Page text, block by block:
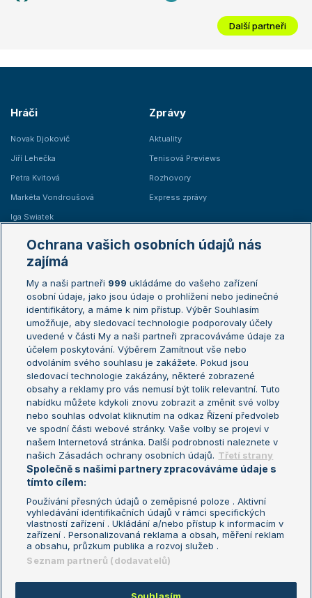
Další partneři
Hráči
Novak Djokovič
Jiří Lehečka
Petra Kvitová
Markéta Vondroušová
Iga Swiatek
Zprávy
Aktuality
Tenisová Previews
Rozhovory
Express zprávy
Žebříčky
Žebříček ATP (muži)
Žebříček WTA (ženy)
Sázkařský žebříček
Australian Open
French Open
Wimbledon
US Open
Turnaj mistrů
Turnaj mistryň
Aktualní trendy
Fotbalové přestupy
Livesport Daily
LS Prague Open
Podmínky užití
Nastavení soukromí
GDPR a žurnalistika
Reklama
Kontakt
Informace o zpracování osobních
údajů
Ochrana vašich osobních údajů nás
zajímá
My a naši partneři 999 ukládáme do vašeho zařízení
osobní údaje, jako jsou údaje o prohlížení nebo jedinečné
identifikátory, a máme k nim přístup. Výběr Souhlasím
umožňuje, aby sledovací technologie podporovaly účely
uvedené v části My a naši partneři zpracováváme údaje za
účelem poskytování. Výběrem Zamítnout vše nebo
odvoláním svého souhlasu je zakážete. Pokud jsou
sledovací technologie zakázány, některé zobrazené
obsahy a reklamy pro vás nemusí být tolik relevantní. Tuto
nabídku můžete kdykoli znovu zobrazit a změnit své volby
nebo souhlas odvolat kliknutím na odkaz Řízení předvoleb
ve spodní části webové stránky. Vaše volby se projeví v
našem Internetová stránka. Další podrobnosti naleznete v
našich Zásadách ochrany osobních údajů. Třetí strany
Společně s našimi partnery zpracováváme údaje s
tímto cílem:
Používání přesných údajů o zeměpisné poloze . Aktivní
vyhledávání identifikačních údajů v rámci specifických
vlastností zařízení . Ukládání a/nebo přístup k informacím v
zařízení . Personalizovaná reklama a obsah, měření reklam
a obsahu, průzkum publika a rozvoj služeb .
Seznam partnerů (dodavatelů)